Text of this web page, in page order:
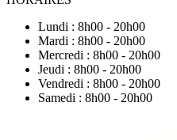
Lundi : 8h00 - 20h00
Mardi : 8h00 - 20h00
Mercredi : 8h00 - 20h00
Jeudi : 8h00 - 20h00
Vendredi : 8h00 - 20h00
Samedi : 8h00 - 20h00